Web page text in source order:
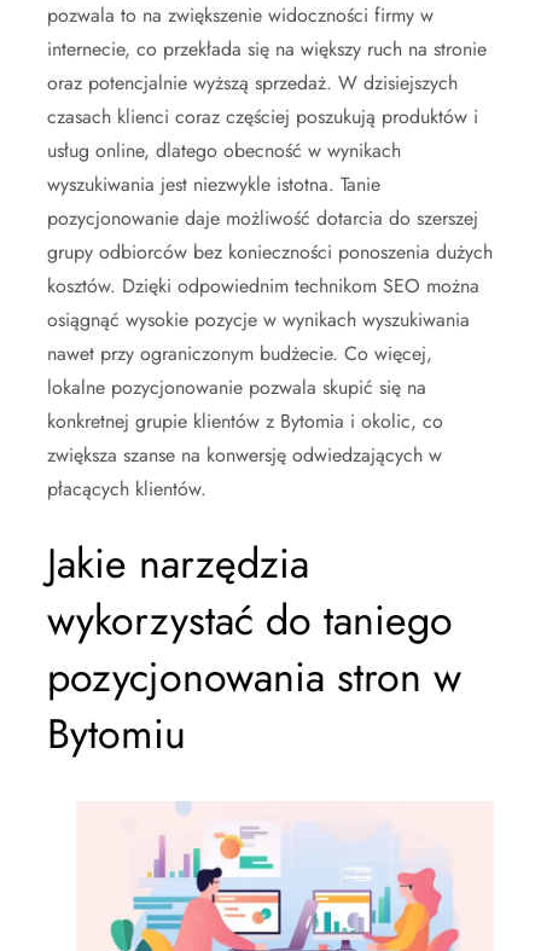
pozwala to na zwiększenie widoczności firmy w
internecie, co przekłada się na większy ruch na stronie
oraz potencjalnie wyższą sprzedaż. W dzisiejszych
czasach klienci coraz częściej poszukują produktów i
usług online, dlatego obecność w wynikach
wyszukiwania jest niezwykle istotna. Tanie
pozycjonowanie daje możliwość dotarcia do szerszej
grupy odbiorców bez konieczności ponoszenia dużych
kosztów. Dzięki odpowiednim technikom SEO można
osiągnąć wysokie pozycje w wynikach wyszukiwania
nawet przy ograniczonym budżecie. Co więcej,
lokalne pozycjonowanie pozwala skupić się na
konkretnej grupie klientów z Bytomia i okolic, co
zwiększa szanse na konwersję odwiedzających w
płacących klientów.
Jakie narzędzia
wykorzystać do taniego
pozycjonowania stron w
Bytomiu